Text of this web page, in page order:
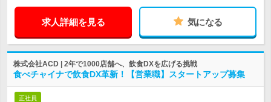
求人詳細を見る 気になる
株式会社ACD | 2年で1000店舗へ、飲食DXを広げる挑戦
食べチャイナで飲食DX革新！【営業職】スタートアップ募集
正社員